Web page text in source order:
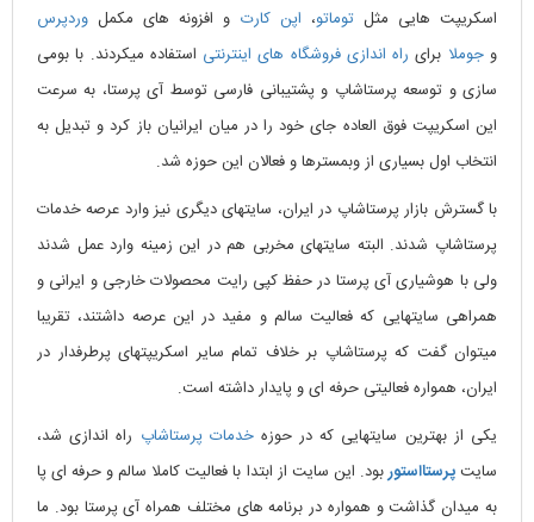
اسکریپت هایی مثلتوماتو، اپن کارت و افزونه های مکمل وردپرس
وجوملا برای راه اندازی فروشگاه های اینترنتی استفاده میکردند. با بومی
سازی و توسعه پرستاشاپ و پشتیبانی فارسی توسط آی پرستا، به سرعت
این اسکریپت فوق العاده جای خود را در میان ایرانیان باز کرد و تبدیل به
انتخاب اول بسیاری از وبمسترها و فعالان این حوزه شد.
با گسترش بازار پرستاشاپ در ایران، سایتهای دیگری نیز وارد عرصه خدمات
پرستاشاپ شدند. البته سایتهای مخربی هم در این زمینه وارد عمل شدند
ولی با هوشیاری آی پرستا در حفظ کپی رایت محصولات خارجی و ایرانی و
همراهی سایتهایی که فعالیت سالم و مفید در این عرصه داشتند، تقریبا
میتوان گفت که پرستاشاپ بر خلاف تمام سایر اسکریپتهای پرطرفدار در
ایران، همواره فعالیتی حرفه ای و پایدار داشته است.
یکی از بهترین سایتهایی که در حوزهخدمات پرستاشاپ راه اندازی شد،
سایتپرستااستوربود. این سایت از ابتدا با فعالیت کاملا سالم و حرفه ای پا
به میدان گذاشت و همواره در برنامه های مختلف همراه آی پرستا بود. ما